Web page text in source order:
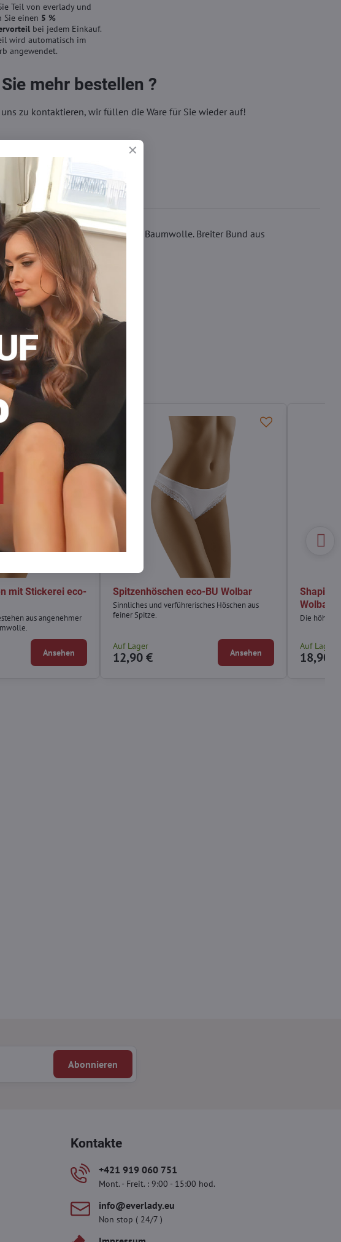
Teil von everlady und
Sie einen 5 %
bei jedem Einkauf.
wird automatisch im
angewendet.
mehr bestellen ?
zu kontaktieren, wir füllen die Ware für Sie wieder auf!
sehr hochwertiger erstklassiger Baumwolle. Breiter Bund aus
WhatsApp
E-
mail
mit Stickerei eco-
aus angenehmer
Ansehen
Spitzenhöschen eco-BU Wolbar
Sinnliches und verführerisches Höschen aus
feiner Spitze.
Auf Lager
12,90 € Ansehen
Wolbar
Die höhere
Auf Lager
18,90 €
Abonnieren
Kontakte
+421 919 060 751
Mont. - Freit. : 9:00 - 15:00 hod.
info​​@everlady​​.eu
Non stop ( 24/7 )